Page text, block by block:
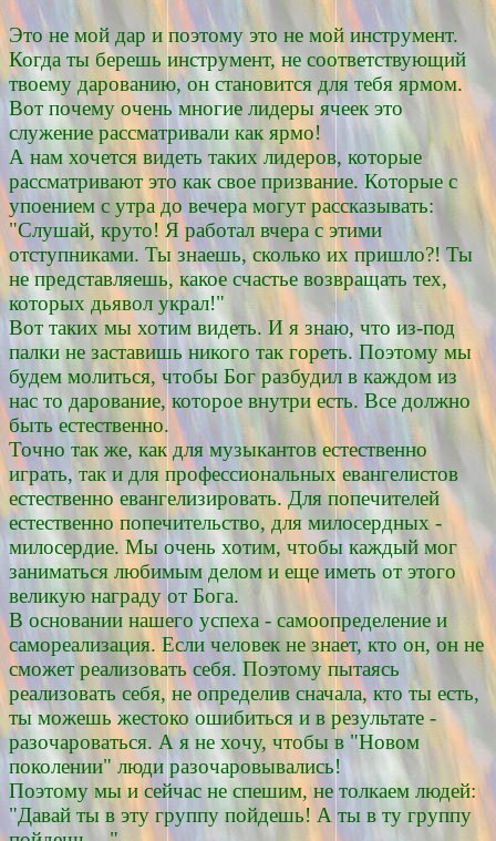
Это не мой дар и поэтому это не мой инструмент.
Когда ты берешь инструмент, не соответствующий
твоему дарованию, он становится для тебя ярмом.
Вот почему очень многие лидеры ячеек это
служение рассматривали как ярмо!
А нам хочется видеть таких лидеров, которые
рассматривают это как свое призвание. Которые с
упоением с утра до вечера могут рассказывать:
"Слушай, круто! Я работал вчера с этими
отступниками. Ты знаешь, сколько их пришло?! Ты
не представляешь, какое счастье возвращать тех,
которых дьявол украл!"
Вот таких мы хотим видеть. И я знаю, что из-под
палки не заставишь никого так гореть. Поэтому мы
будем молиться, чтобы Бог разбудил в каждом из
нас то дарование, которое внутри есть. Все должно
быть естественно.
Точно так же, как для музыкантов естественно
играть, так и для профессиональных евангелистов
естественно евангелизировать. Для попечителей
естественно попечительство, для милосердных -
милосердие. Мы очень хотим, чтобы каждый мог
заниматься любимым делом и еще иметь от этого
великую награду от Бога.
В основании нашего успеха - самоопределение и
самореализация. Если человек не знает, кто он, он не
сможет реализовать себя. Поэтому пытаясь
реализовать себя, не определив сначала, кто ты есть,
ты можешь жестоко ошибиться и в результате -
разочароваться. А я не хочу, чтобы в "Новом
поколении" люди разочаровывались!
Поэтому мы и сейчас не спешим, не толкаем людей:
"Давай ты в эту группу пойдешь! А ты в ту группу